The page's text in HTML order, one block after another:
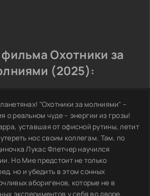
Охотники за
(2025):
"Охотники за молниями" –
о реальном чуде – энергии из грозы!
уставшая от офисной рутины, летит
нос своим коллегам. Там, по
Лукас Флетчер научился
Но Мие предстоит не только
но и убедить в этом сонных
аборигенов, которые не в
экспериментов у себя во дворе.